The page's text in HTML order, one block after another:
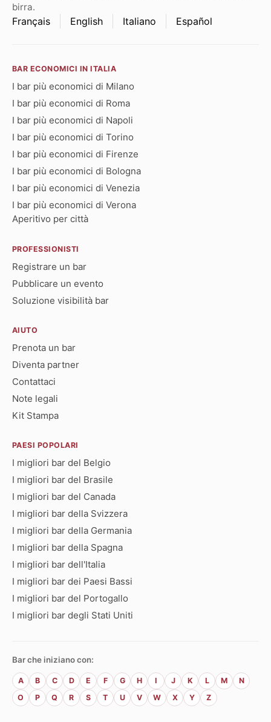
birra.
Français English Italiano Español
BAR ECONOMICI IN ITALIA
I bar più economici di Milano
I bar più economici di Roma
I bar più economici di Napoli
I bar più economici di Torino
I bar più economici di Firenze
I bar più economici di Bologna
I bar più economici di Venezia
I bar più economici di Verona
Aperitivo per città
PROFESSIONISTI
Registrare un bar
Pubblicare un evento
Soluzione visibilità bar
AIUTO
Prenota un bar
Diventa partner
Contattaci
Note legali
Kit Stampa
PAESI POPOLARI
I migliori bar del Belgio
I migliori bar del Brasile
I migliori bar del Canada
I migliori bar della Svizzera
I migliori bar della Germania
I migliori bar della Spagna
I migliori bar dell'Italia
I migliori bar dei Paesi Bassi
I migliori bar del Portogallo
I migliori bar degli Stati Uniti
Bar che iniziano con:
A B C D E F G H I J K L M
N
O
P Q R S T U V W X Y Z